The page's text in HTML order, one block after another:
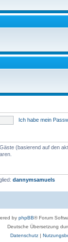
Ich habe mein
(basierend auf den
dannymsamuels
by phpBB® Forum
Deutsche Übersetzung
Datenschutz|